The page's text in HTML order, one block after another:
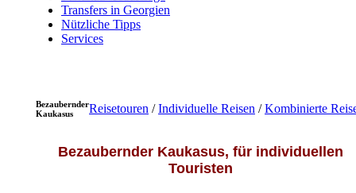
Transfers in Georgien
Nützliche Tipps
Services
Bezaubernder
Kaukasus
Reisetouren /Individuelle Reisen /Kombinierte
Bezaubernder Kaukasus, für individuellen
Touristen